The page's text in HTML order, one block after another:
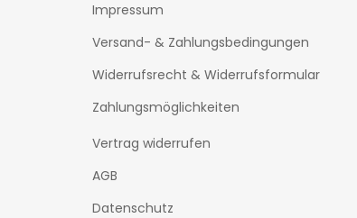
Impressum
Versand- & Zahlungsbedingungen
Widerrufsrecht & Widerrufsformular
Zahlungsmöglichkeiten
Vertrag widerrufen
AGB
Datenschutz